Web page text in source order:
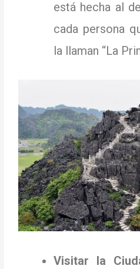
está hecha al
cada persona
la llaman “La
Visitar la